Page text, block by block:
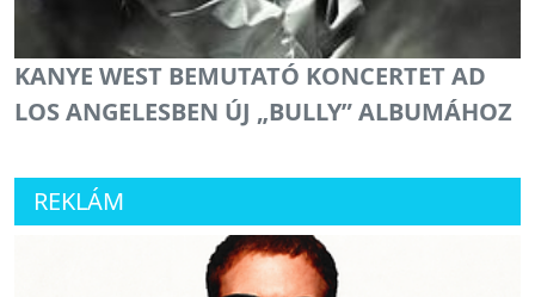
KANYE WEST BEMUTATÓ KONCERTET AD
LOS ANGELESBEN ÚJ „BULLY” ALBUMÁHOZ
REKLÁM